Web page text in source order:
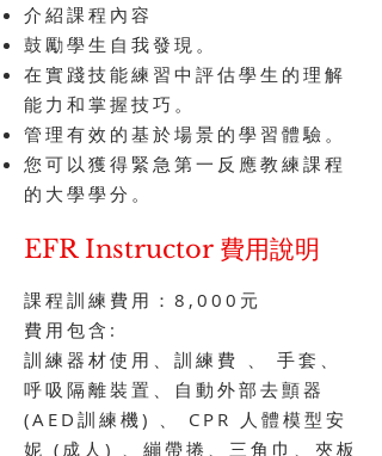
介紹課程內容
鼓勵學生自我發現。
在實踐技能練習中評估學生的理解
能力和掌握技巧。
管理有效的基於場景的學習體驗。
您可以獲得緊急第一反應教練課程
的大學學分。
EFR Instructor 費用說明
課程訓練費用：8,000元
費用包含:
訓練器材使用、訓練費 、 手套、
呼吸隔離裝置、自動外部去顫器
(AED訓練機) 、 CPR 人體模型安
妮 (成人) 、繃帶捲、三角巾、夾板